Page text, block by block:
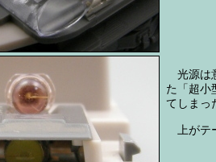
光源は
た「超小
てしまっ
上が